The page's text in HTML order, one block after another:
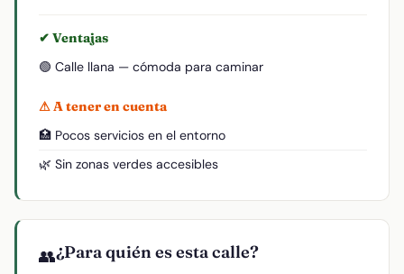
✔ Ventajas
🟢 Calle llana — cómoda para caminar
⚠ A tener en cuenta
🏥 Pocos servicios en el entorno
🌿 Sin zonas verdes accesibles
👥¿Para quién es esta calle?